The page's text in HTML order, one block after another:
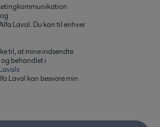
Laval. Du kan til enhver
til, at mine indsendte
behandlet i
Laval kan besvare min